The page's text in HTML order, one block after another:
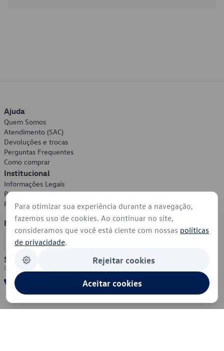
Ajuda
Quem Somos
Atendimento (SAC)
Devoluções e trocas
Perguntas Frequentes
Como comprar
Institucional
Informações Legais
Política de Privacidade
Política de Cookies
Formas de Pagamento
Segurança
Para otimizar sua experiência durante a navegação,
fazemos uso de cookies. Ao continuar no site,
consideramos que você está ciente com nossas políticas
de privacidade.
Rejeitar cookies
Aceitar cookies